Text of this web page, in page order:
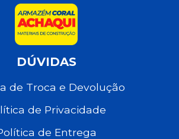
DÚVIDAS
de Troca e Devolução
de Privacidade
de Entrega